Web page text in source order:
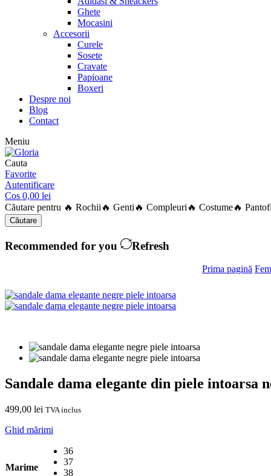
Ghete
Mocasini
Accesorii
Curele
Sosete
Cravate
Papioane
Boxeri
Despre noi
Blog
Contact
Meniu
Cauta
Favorite
Autentificare
Cos 0,00 lei
Căutare pentru 🔥 Rochii 🔥 Genti 🔥 Compleuri 🔥 Costume🔥 Pantofi
Căutare
Recommended for you Refresh
Prima pagină
Sandale dama elegante din piele intoarsa
499,00 lei TVA inclus
Ghid mărimi
Marime
36
37
38